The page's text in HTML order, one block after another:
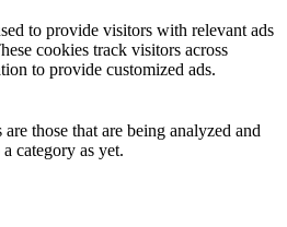
to provide visitors with relevant ads
cookies track visitors across
to provide customized ads.
those that are being analyzed and
category as yet.